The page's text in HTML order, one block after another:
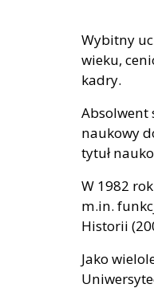
Wybitny
wieku,
kadry.
Absolwent
naukowy
tytuł
W 1982
m.in.
Historii
Jako